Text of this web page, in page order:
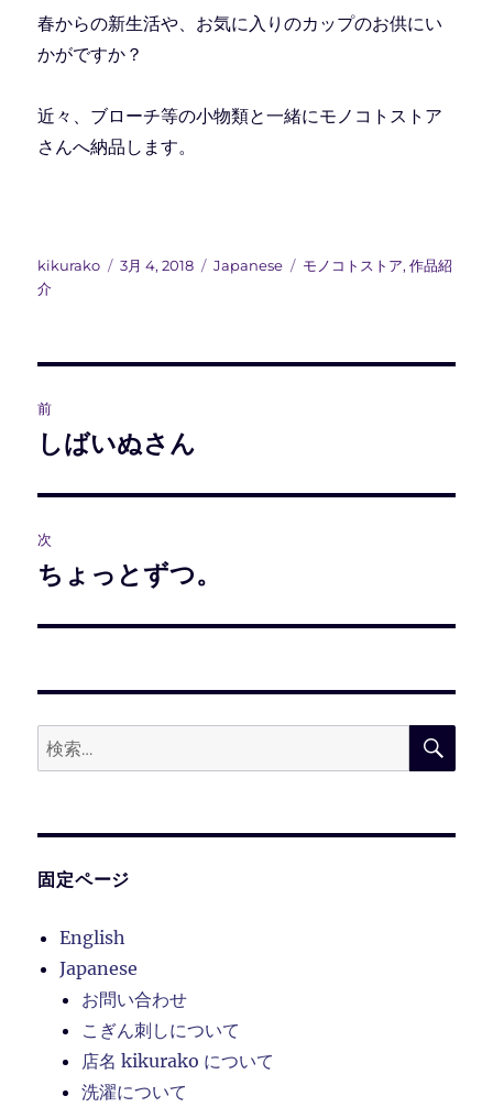
春からの新生活や、お気に入りのカップのお供にい
かがですか？
近々、ブローチ等の小物類と一緒にモノコトストア
さんへ納品します。
投
稿
kikurako
投
3月 4, 2018
カ
Japanese
タ
モノコトストア,作品紹
介
稿
ビ
ゲ
ー
ン
前
前
投
稿:
しばいぬさん
次
次
投
ちょっとずつ。
検
索:
検
固定ページ
English
Japanese
お問い合わせ
こぎん刺しについて
店名 kikurako について
洗濯について